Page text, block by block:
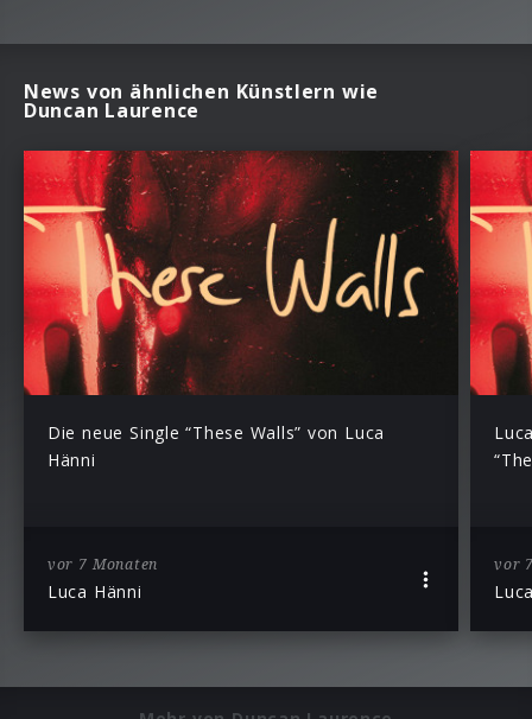
News von ähnlichen Künstlern wie
Duncan Laurence
Die neue Single “These Walls” von Luca
Hänni
vor 7 Monaten
Luca Hänni
vor